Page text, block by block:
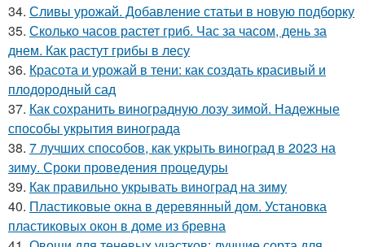
34. Сливы урожай. Добавление статьи в новую подборку
35. Сколько часов растет гриб. Час за часом, день за
днем. Как растут грибы в лесу
36. Красота и урожай в тени: как создать красивый и
плодородный сад
37. Как сохранить виноградную лозу зимой. Надежные
способы укрытия винограда
38. 7 лучших способов, как укрыть виноград в 2023 на
зиму. Сроки проведения процедуры
39. Как правильно укрывать виноград на зиму
40. Пластиковые окна в деревянный дом. Установка
пластиковых окон в доме из бревна